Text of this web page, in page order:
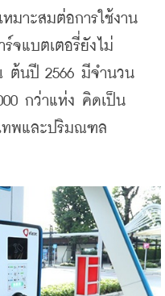
าะสมต่อการใช้งาน
จแบตเตอรี่ยังไม่
ต้นปี 2566 มีจำนวน
กว่าแห่ง คิดเป็น
เทพและปริมณฑล